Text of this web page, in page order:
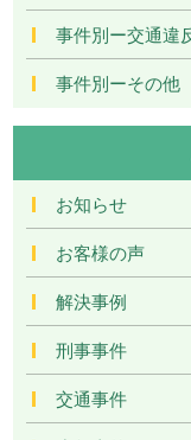
事件別ー交通違
事件別ーその他
お知らせ
お客様の声
解決事例
刑事事件
交通事件